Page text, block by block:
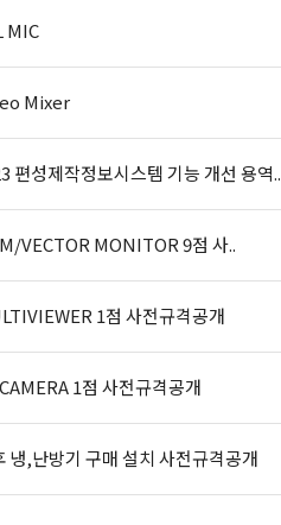
MIC
Mixer
편성제작정보시스템 기능 개선 용역..
VECTOR MONITOR 9점 사..
1점 사전규격공개
1점 사전규격공개
냉,난방기 구매 설치 사전규격공개